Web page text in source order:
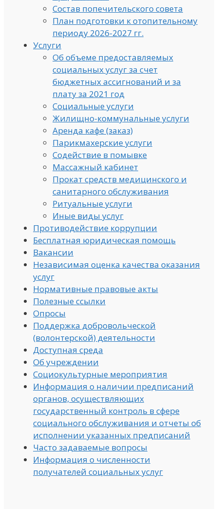
Состав попечительского совета
План подготовки к отопительному
периоду 2026-2027 гг.
Услуги
Об объеме предоставляемых
социальных услуг за счет
бюджетных ассигнований и за
плату за 2021 год
Социальные услуги
Жилищно-коммунальные услуги
Аренда кафе (заказ)
Парикмахерские услуги
Содействие в помывке
Массажный кабинет
Прокат средств медицинского и
санитарного обслуживания
Ритуальные услуги
Иные виды услуг
Противодействие коррупции
Бесплатная юридическая помощь
Вакансии
Независимая оценка качества оказания
услуг
Нормативные правовые акты
Полезные ссылки
Опросы
Поддержка добровольческой
(волонтерской) деятельности
Доступная среда
Об учреждении
Социокультурные мероприятия
Информация о наличии предписаний
органов, осуществляющих
государственный контроль в сфере
социального обслуживания и отчеты об
исполнении указанных предписаний
Часто задаваемые вопросы
Информация о численности
получателей социальных услуг